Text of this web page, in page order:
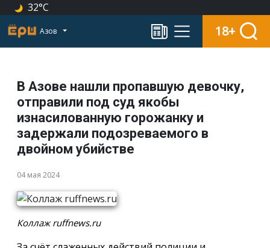
32°C
Азов 18+
В Азове нашли пропавшую девочку,
отправили под суд якобы
изнасилованную горожанку и
задержали подозреваемого в
двойном убийстве
04 мая 2024
Коллаж ruffnews.ru